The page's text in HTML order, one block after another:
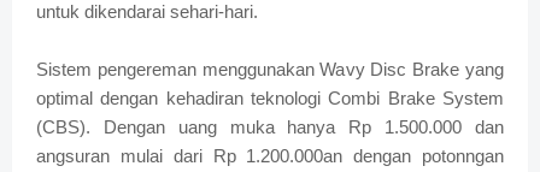
untuk dikendarai sehari-hari.
Sistem pengereman menggunakan Wavy Disc Brake yang
optimal dengan kehadiran teknologi Combi Brake System
(CBS). Dengan uang muka hanya Rp 1.500.000 dan
angsuran mulai dari Rp 1.200.000an dengan potonngan